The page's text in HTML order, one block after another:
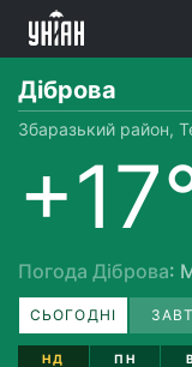
Діброва
Збаразький район,
Погода Діброва:
СЬОГОДНІ
НД
ПН